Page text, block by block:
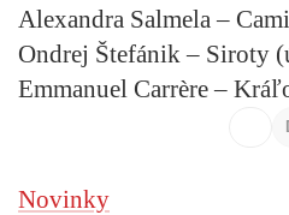
Alexandra Salmela –
Ondrej Štefánik – Siroty
Emmanuel Carrère –
Novinky